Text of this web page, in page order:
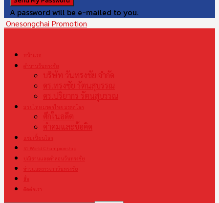
A password will be e-mailed to you.
Onesongchai Promotion
หน้าแรก
ตำนานวันทรงชัย
บริษัท วันทรงชัย จำกัด
ดร.ทรงชัย รัตนสุบรรณ
ดร.ปริยากร รัตนสุบรรณ
มวยไทย มรดกไทย มรดกโลก
ศึกในอดีต
คำคมและข้อคิด
แชมเปี้ยนโลก
S1 World Championship
ปณิธานและคำสอนวันทรงชัย
ข่าวและสารจากวันทรงชัย
สื่อ
ติดต่อเรา